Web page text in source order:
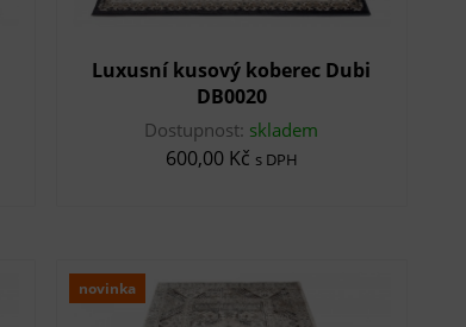
Luxusní kusový koberec Dubi
DB0020
Dostupnost: skladem
600,00 Kč s DPH
novinka